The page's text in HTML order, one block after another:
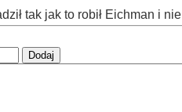
tak jak to robił Eichman i